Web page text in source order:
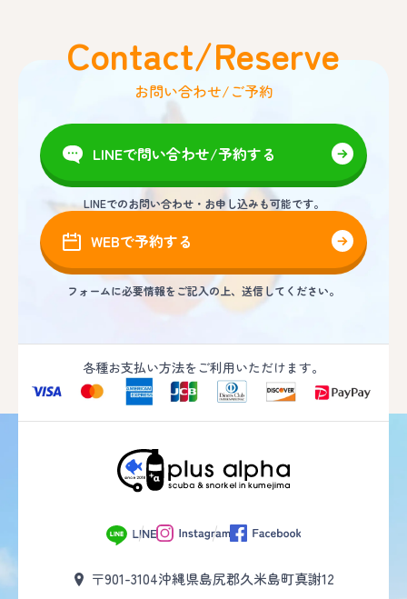
Contact/Reserve
お問い合わせ/ご予約
LINEで問い合わせ/予約する
LINEでのお問い合わせ・お申し込みも可能です。
WEBで予約する
フォームに必要情報をご記入の上、送信してください。
各種お支払い方法をご利用いただけます。
〒901-3104沖縄県島尻郡久米島町真謝12